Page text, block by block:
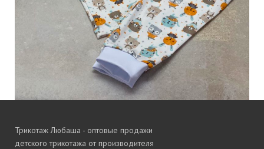
Трикотаж Любаша - оптовые продажи
детского трикотажа от производителя